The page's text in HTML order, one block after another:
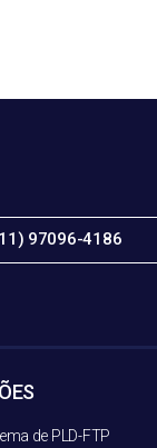
97096-4186
de PLD-FTP